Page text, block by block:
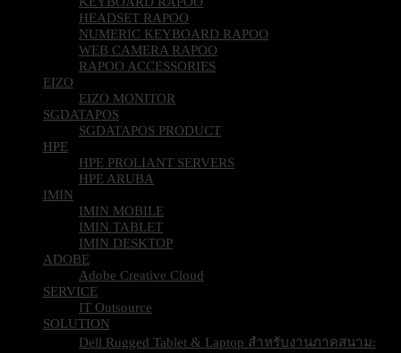
HEADSET RAPOO
NUMERIC KEYBOARD RAPOO
WEB CAMERA RAPOO
RAPOO ACCESSORIES
EIZO
EIZO MONITOR
SGDATAPOS
SGDATAPOS PRODUCT
HPE
HPE PROLIANT SERVERS
HPE ARUBA
IMIN
IMIN MOBILE
IMIN TABLET
IMIN DESKTOP
ADOBE
Adobe Creative Cloud
SERVICE
IT Outsource
SOLUTION
Dell Rugged Tablet & Laptop สำหรับงานภาคสนาม: